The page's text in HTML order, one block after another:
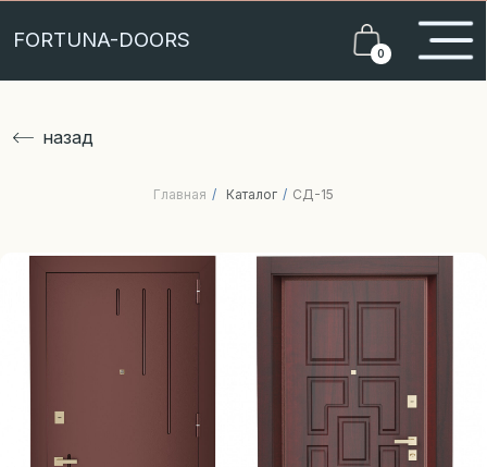
FORTUNA-DOORS
Главная / Каталог / СД-15